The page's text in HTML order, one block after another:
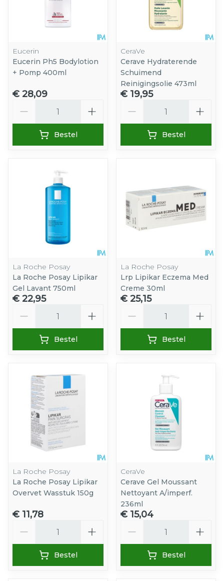
Eucerin
Eucerin Ph5 Bodylotion
+ Pomp 400ml
€ 28,09
Bestel
CeraVe
Cerave Hydraterende
Schuimend
Reinigingsolie 473ml
€ 19,95
Bestel
La Roche Posay
La Roche Posay Lipikar
Gel Lavant 750ml
€ 22,95
Bestel
La Roche Posay
Lrp Lipikar Eczema Med
Creme 30ml
€ 25,15
Bestel
La Roche Posay
La Roche Posay Lipikar
Overvet Wasstuk 150g
€ 11,78
Bestel
CeraVe
Cerave Gel Moussant
Nettoyant A/imperf.
236ml
€ 15,04
Bestel